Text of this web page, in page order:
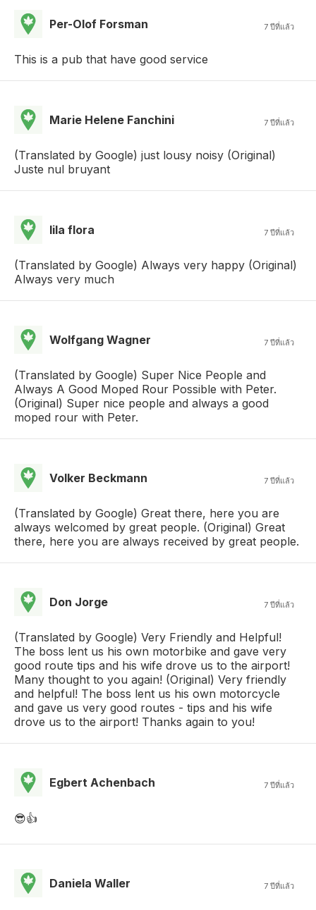
Per-Olof Forsman 7 ปีที่แล้ว
This is a pub that have good service
Marie Helene Fanchini 7 ปีที่แล้ว
(Translated by Google) just lousy noisy (Original)
Juste nul bruyant
lila flora 7 ปีที่แล้ว
(Translated by Google) Always very happy (Original)
Always very much
Wolfgang Wagner 7 ปีที่แล้ว
(Translated by Google) Super Nice People and
Always A Good Moped Rour Possible with Peter.
(Original) Super nice people and always a good
moped rour with Peter.
Volker Beckmann 7 ปีที่แล้ว
(Translated by Google) Great there, here you are
always welcomed by great people. (Original) Great
there, here you are always received by great people.
Don Jorge 7 ปีที่แล้ว
(Translated by Google) Very Friendly and Helpful!
The boss lent us his own motorbike and gave very
good route tips and his wife drove us to the airport!
Many thought to you again! (Original) Very friendly
and helpful! The boss lent us his own motorcycle
and gave us very good routes - tips and his wife
drove us to the airport! Thanks again to you!
Egbert Achenbach 7 ปีที่แล้ว
😎👍
Daniela Waller 7 ปีที่แล้ว